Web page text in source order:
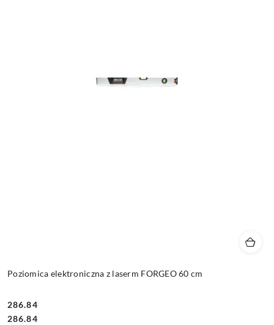
Poziomica elektroniczna z laserm FORGEO 60 cm
Cena:
286.84
Cena:
286.84